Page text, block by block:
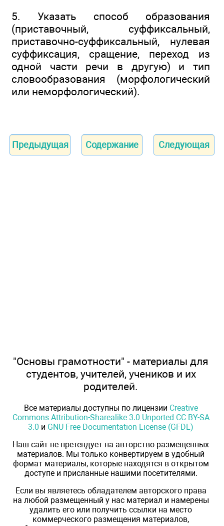
5. Указать способ образования
(приставочный, суффиксальный,
приставочно-суффиксальный, нулевая
суффиксация, сращение, переход из
одной части речи в другую) и тип
словообразования (морфологический
или неморфологический).
Предыдущая Содержание Следующая
"Основы грамотности" - материалы для
студентов, учителей, учеников и их
родителей.
Все материалы доступны по лицензии Creative
Commons Attribution-Sharealike 3.0 Unported CC BY-SA
3.0 и GNU Free Documentation License (GFDL)
Наш сайт не претендует на авторство размещенных
материалов. Мы только конвертируем в удобный
формат материалы, которые находятся в открытом
доступе и присланные нашими посетителями.
Если вы являетесь обладателем авторского права
на любой размещенный у нас материал и намерены
удалить его или получить ссылки на место
коммерческого размещения материалов,